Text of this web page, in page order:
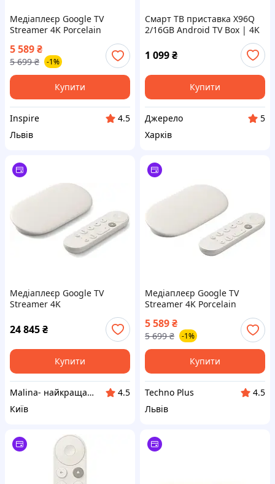
Медіаплеєр Google TV
Streamer 4K Porcelain
5 589₴
5 699 ₴ -1%
Купити
Inspire
4.5
Львів
Смарт ТВ приставка X96Q
2/16GB Android TV Box | 4K
приставка для телевізора
1 099₴
Купити
Джерело
5
Харків
Медіаплеєр Google TV
Streamer 4K
24 845₴
Купити
Malina- найкраща техніка в наявності
4.5
Київ
Медіаплеєр Google TV
Streamer 4K Porcelain
5 589₴
5 699 ₴ -1%
Купити
Techno Plus
4.5
Львів